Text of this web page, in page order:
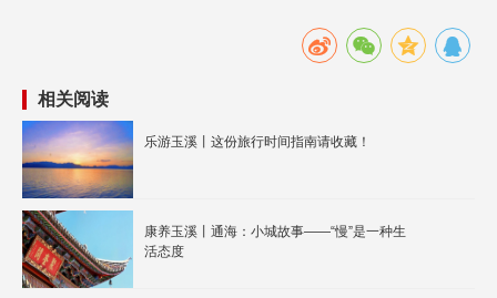
相关阅读
乐游玉溪丨这份旅行时间指南请收藏！
康养玉溪丨通海：小城故事——“慢”是一种生
活态度